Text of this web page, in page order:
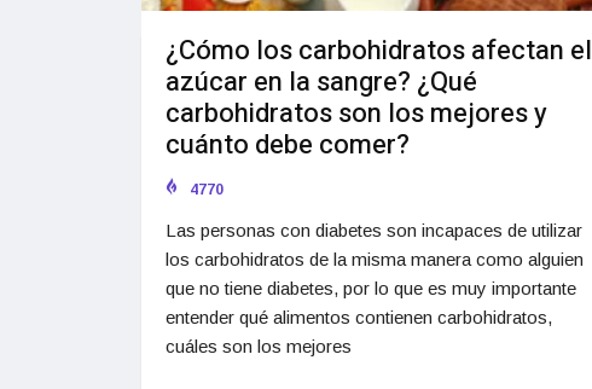
¿Cómo los carbohidratos afectan el
azúcar en la sangre? ¿Qué
carbohidratos son los mejores y
cuánto debe comer?
4770
Las personas con diabetes son incapaces de utilizar
los carbohidratos de la misma manera como alguien
que no tiene diabetes, por lo que es muy importante
entender qué alimentos contienen carbohidratos,
cuáles son los mejores